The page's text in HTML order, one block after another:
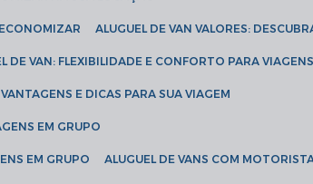
ECONOMIZAR ALUGUEL DE VAN VALORES:
DE VAN: FLEXIBILIDADE E CONFORTO PARA VIAGENS
VANTAGENS E DICAS PARA SUA VIAGEM
EM GRUPO
EM GRUPO ALUGUEL DE VANS COM